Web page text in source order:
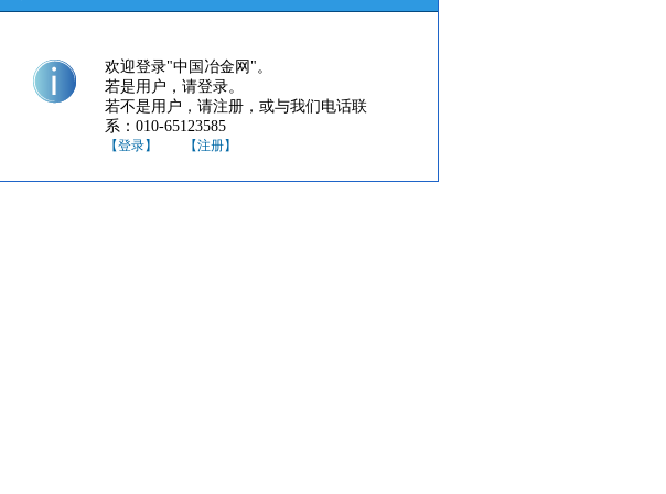
欢迎登录"中国冶金网"。
若是用户，请登录。
若不是用户，请注册，或与我们电话联
系：010-65123585
【登录】 【注册】